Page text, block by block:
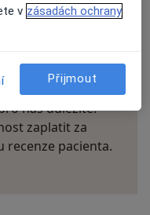
nás důležité.
zaplatit za
recenze pacienta.
v zásadách ochrany
Přijmout